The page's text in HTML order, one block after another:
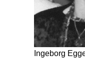
Ingeborg